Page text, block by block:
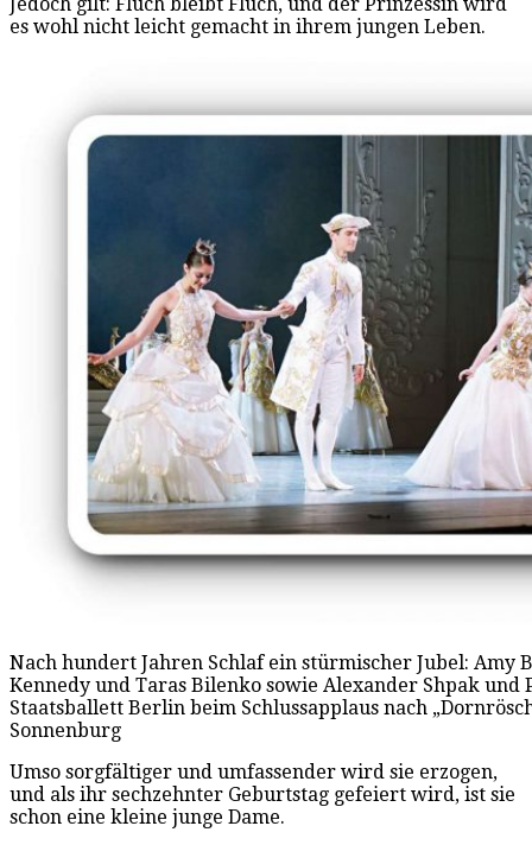
es wohl nicht leicht gemacht in ihrem jungen Leben.
Nach hundert Jahren Schlaf ein stürmischer Jubel: Amy
Kennedy und Taras Bilenko sowie Alexander Shpak
Staatsballett Berlin beim Schlussapplaus nach
Sonnenburg
Umso sorgfältiger und umfassender wird sie erzogen,
und als ihr sechzehnter Geburtstag gefeiert wird, ist sie
schon eine kleine junge Dame.